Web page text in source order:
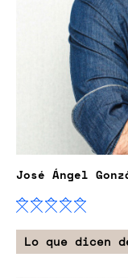
José Ángel
Lo que dicen